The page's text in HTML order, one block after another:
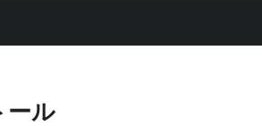
ール